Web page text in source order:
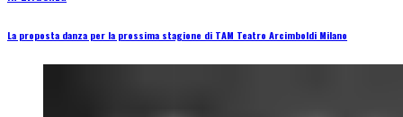
La proposta danza per la prossima stagione di TAM Teatro Arcimboldi Milano